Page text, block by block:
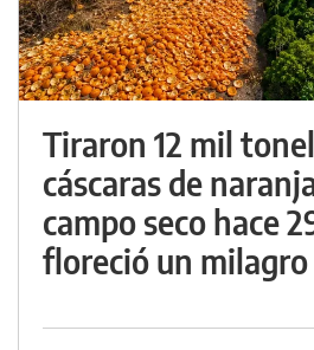
Tiraron 12 mil
cáscaras de
campo seco hace
floreció un milagro